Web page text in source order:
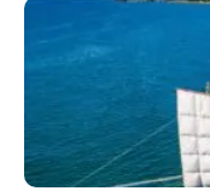
ら抽選の上、締め切り日
ただいたメールアドレス
ます。当選者は、メール
以内に回答いただき、確
ていただきます。当選確
い場合は、当選を取り消
あった場合は、繰り上げ
メールアドレスの変更を
ださい。【STEP 1】全
中！）〜まずは「おた
以上の地域から選んで参
魅力について、説明会を
り、保護者様が特に気に
制」についても詳しく解
ご視聴ください。🎬 [ア
https://youtu.be/